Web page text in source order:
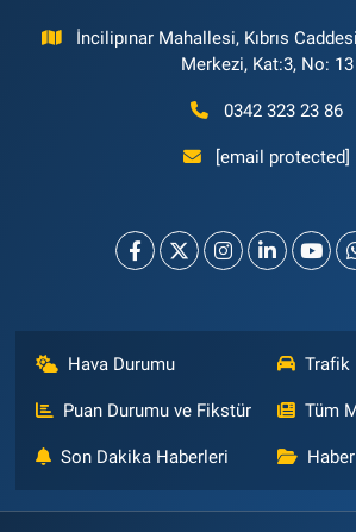
İncilipınar Mahallesi, Kıbrıs
Merkezi, Kat:3, No: 13
0342 323 23 86
[email protected]
Hava Durumu Trafik
Puan Durumu ve Fikstür Tüm
Son Dakika Haberleri